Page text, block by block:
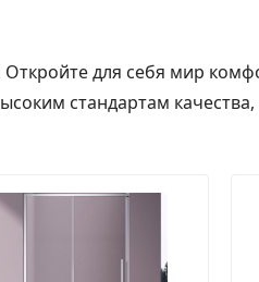
для себя мир
стандартам